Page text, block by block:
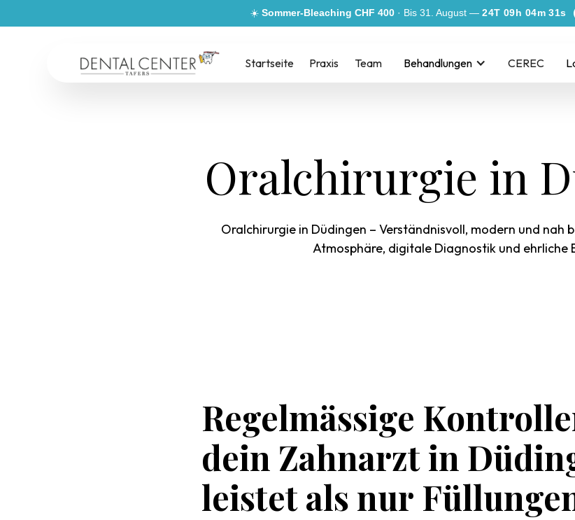
☀️Sommer-Bleaching CHF 400 · Bis 31. August —24T 09h 04m 30s
Startseite Praxis Team Behandlungen CEREC
Oralchirurgie in
Oralchirurgie in Düdingen – Verständnisvoll, modern und nah
Atmosphäre, digitale Diagnostik und ehrliche
Regelmässige
dein Zahnarztin
leistetals nur